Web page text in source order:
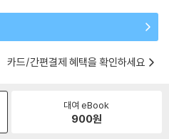
카드/간편결제 혜택을 확인하세요
대여 eBook
900원